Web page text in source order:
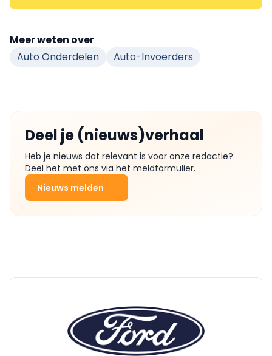
Meer weten over
Auto Onderdelen
Auto-Invoerders
Deel je (nieuws)verhaal
Heb je nieuws dat relevant is voor onze redactie?
Deel het met ons via het meldformulier.
Nieuws melden